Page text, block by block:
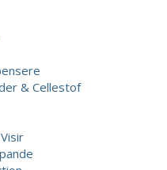
& Cellestof